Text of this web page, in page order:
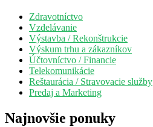
Zdravotníctvo
Vzdelávanie
Výstavba / Rekonštrukcie
Výskum trhu a zákazníkov
Účtovníctvo / Financie
Telekomunikácie
Reštaurácia / Stravovacie služby
Predaj a Marketing
Najnovšie ponuky